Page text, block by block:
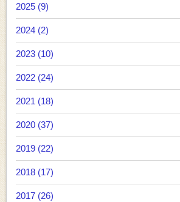
2025 (9)
2024 (2)
2023 (10)
2022 (24)
2021 (18)
2020 (37)
2019 (22)
2018 (17)
2017 (26)